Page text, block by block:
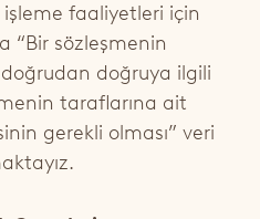
faaliyetleri için
“Bir sözleşmenin
doğrudan doğruya ilgili
taraflarına ait
gerekli olması” veri